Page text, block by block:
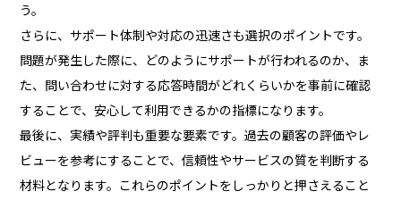
う。
さらに、サポート体制や対応の迅速さも選択のポイントです。
問題が発生した際に、どのようにサポートが行われるのか、ま
た、問い合わせに対する応答時間がどれくらいかを事前に確認
することで、安心して利用できるかの指標になります。
最後に、実績や評判も重要な要素です。過去の顧客の評価やレ
ビューを参考にすることで、信頼性やサービスの質を判断する
材料となります。これらのポイントをしっかりと押さえること